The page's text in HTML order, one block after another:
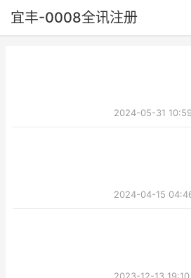
宜丰-0008全讯注册
2024-05-31 10:59
2024-04-15